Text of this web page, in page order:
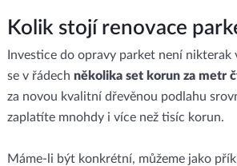
Kolik stojí renovace
Investice do opravy parket není nikterak
se v řádech několika set korun za metr
za novou kvalitní dřevěnou podlahu
zaplatíte mnohdy i více než tisíc korun.
Máme-li být konkrétní, můžeme jako